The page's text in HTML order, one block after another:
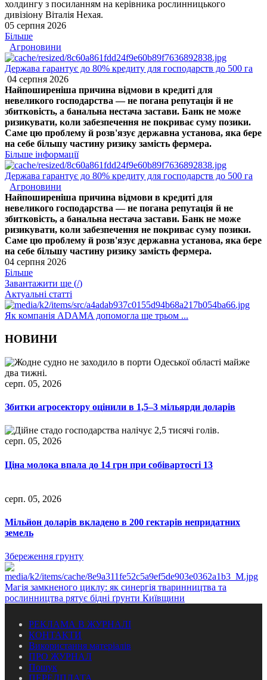
холдингу з посиланням на керівника рослинницького
дивізіону Віталія Нехая.
05 серпня 2026
Більше
Агроновини
Держава гарантує до 80% кредиту для господарств до 500 га
04 серпня 2026
Найпоширеніша причина відмови в кредиті для
невеликого господарства — не погана репутація й не
збитковість, а банальна нестача застави. Банк не може
ризикувати, коли забезпечення не покриває суму позики.
Саме цю проблему й розв'язує державна установа, яка бере
на себе більшу частину ризику замість фермера.
Більше інформації
Держава гарантує до 80% кредиту для господарств до 500 га
Агроновини
Найпоширеніша причина відмови в кредиті для
невеликого господарства — не погана репутація й не
збитковість, а банальна нестача застави. Банк не може
ризикувати, коли забезпечення не покриває суму позики.
Саме цю проблему й розв'язує державна установа, яка бере
на себе більшу частину ризику замість фермера.
04 серпня 2026
Більше
Завантажити ще (/)
Актуальні статті
Як компанія ADAMA допомогла ще трьом ...
НОВИНИ
серп. 05, 2026
Збитки агросектору оцінили в 1,5–3 мільярди доларів
серп. 05, 2026
Ціна молока впала до 14 грн при собівартості 13
серп. 05, 2026
Мільйон доларів вкладено в 200 гектарів непридатних
земель
Збереження грунту
Магія замкненого циклу: як синергія тваринництва та
рослинництва рятує бідні ґрунти Київщини
РЕКЛАМА В ЖУРНАЛІ
КОНТАКТИ
Використання матеріалів
ПРО ЖУРНАЛ
Пошук